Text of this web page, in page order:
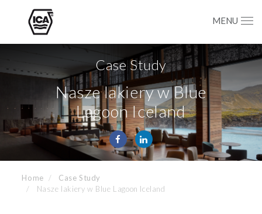
MENU
Case Study
Nasze lakiery w Blue
Lagoon Iceland
Home
Case Study
Nasze lakiery w Blue Lagoon Iceland